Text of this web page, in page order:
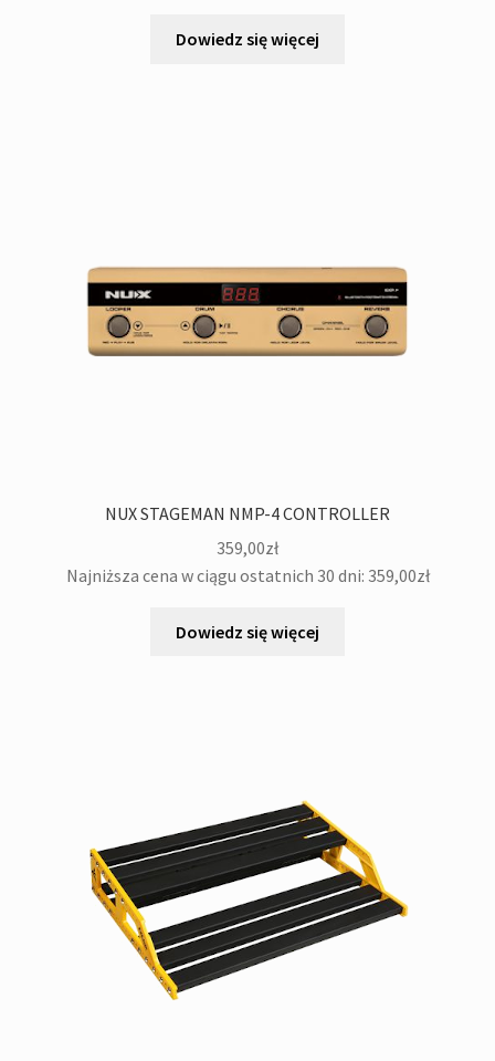
Dowiedz się więcej
NUX STAGEMAN NMP-4 CONTROLLER
359,00zł
Najniższa cena w ciągu ostatnich 30 dni: 359,00zł
Dowiedz się więcej